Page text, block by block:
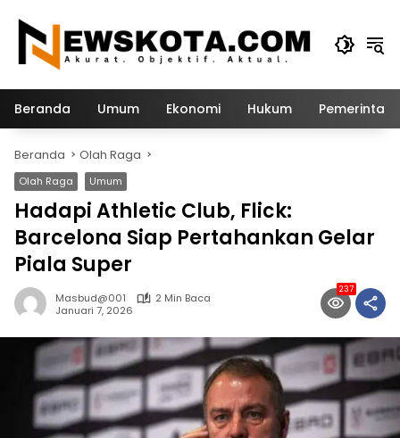
konten
Beranda Umum Ekonomi Hukum
Beranda Olah Raga
Olah Raga Umum
Hadapi Athletic Club, Flick:
Barcelona Siap Pertahankan Gelar
Piala Super
Masbud@001
2 Min Baca
Januari 7, 2026
237